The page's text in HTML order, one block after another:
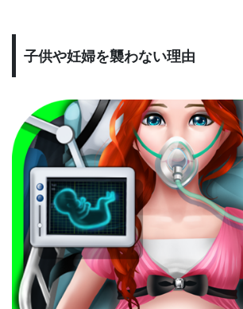
子供や妊婦を襲わない理由